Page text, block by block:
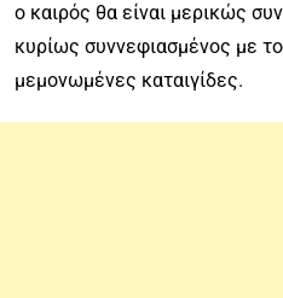
ο καιρός θα είναι μερικώς
κυρίως συννεφιασμένος με
μεμονωμένες καταιγίδες.